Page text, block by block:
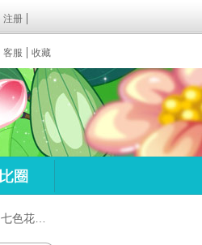
注册
客服 收藏
七色花在哪